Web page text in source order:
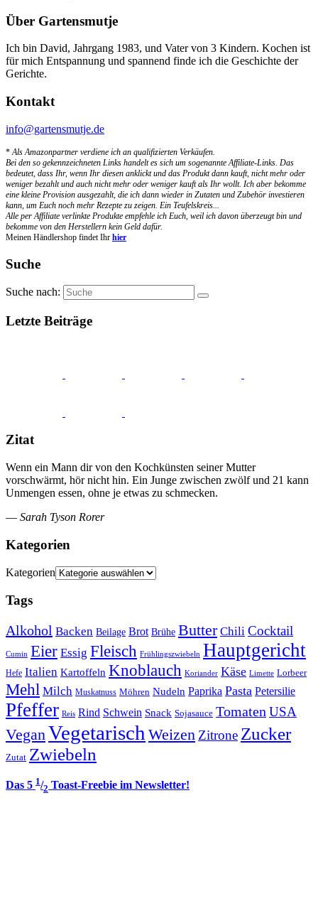
Über Gartensmutje
Ich bin David, Jahrgang 1983, und Vater von 3 Kindern. Kochen ist
für mich Entspannung und spannend finde ich die Geschichte der
Gerichte.
Kontakt
info@gartensmutje.de
*Als Amazonpartner verdiene ich an qualifizierten Verkäufen.
Bei den so gekennzeichneten Links handelt es sich um sogenannte Affiliate-Links. Das
bedeutet, dass Ihr, wenn Ihr diesen anklickt und das Produkt dann kauft, nicht mehr oder
weniger bezahlt und auch nicht mehr oder weniger kauft als Ihr wollt. Ich aber bekomme
eine kleine Provision ausgezahlt, die ich dann wieder in Zutaten und Zubehör investieren
kann, um Euch noch mehr Rezepte zu zeigen. Ein Teufelskreis...
Alle per Affiliate verlinkte Produkte empfehle ich Euch, weil ich davon überzeugt bin und
bekomme von den Herstellern kein Geld dafür.
Meinen Händlershop findet Ihr hier
Suche
Suche nach:
Letzte Beiträge
Zitat
Wenn ein Mann dir von den Kochkünsten seiner Mutter
vorschwärmt, hör nicht hin. Ein Junge zwischen zwölf und 21 kann
Unmengen essen, ohne je etwas zu schmecken.
— Sarah Tyson Rorer
Kategorien
Kategorien
Tags
Alkohol Backen Beilage Brot Brühe Butter Chili Cocktail
Cumin Eier Essig Fleisch Frühlingszwiebeln Hauptgericht
Hefe Italien Kartoffeln Knoblauch Koriander Käse Limette Lorbeer
Mehl Milch Muskatnuss Möhren Nudeln Paprika Pasta Petersilie
Pfeffer Reis Rind Schwein Snack Sojasauce Tomaten USA
VeganVegetarisch Weizen Zitrone Zucker
Zutat Zwiebeln
Das 5 1/2 Toast-Freebie im Newsletter!